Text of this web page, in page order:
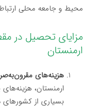
محیط و جامعه محلی ارتباط
مزایای تحصیل در
ارمنستان
هزینه‌های
ارمنستان،
بسیاری از